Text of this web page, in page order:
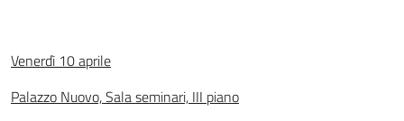
Venerdì 10 aprile
Palazzo Nuovo, Sala seminari, III piano